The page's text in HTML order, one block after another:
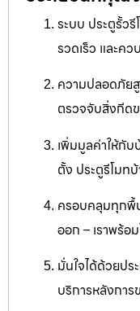
ระบบ ประตูรั้ว
รวดเร็ว และค
ความปลอดภัยสู
ตรวจจับสิ่งกีด
เพิ่มมูลค่าให้กั
ตั้ง ประตูรีโมท
ครอบคลุมทุกพื้
ออก – เราพร้อ
มั่นใจได้ด้วยปร
บริการหลังการ